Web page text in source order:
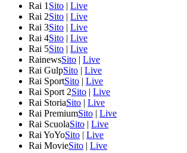
Rai 1 Sito | Live
Rai 2Sito | Live
Rai 3Sito | Live
Rai 4Sito | Live
Rai 5Sito | Live
RainewsSito | Live
Rai GulpSito | Live
Rai SportSito | Live
Rai Sport 2Sito | Live
Rai StoriaSito | Live
Rai PremiumSito | Live
Rai ScuolaSito | Live
Rai YoYoSito | Live
Rai MovieSito | Live